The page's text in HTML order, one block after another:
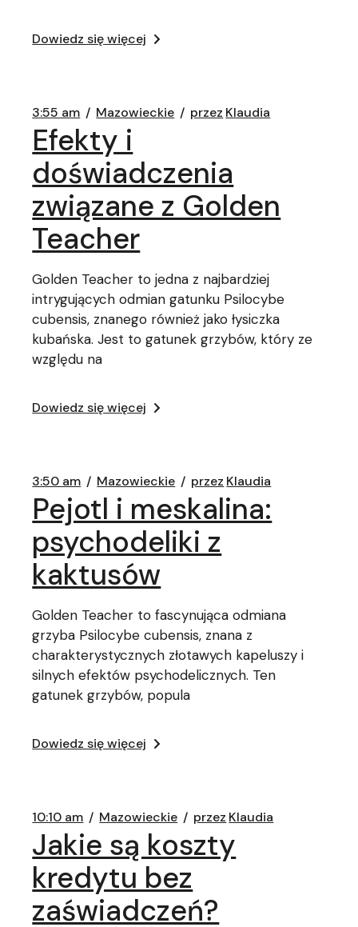
Dowiedz się więcej
3:55 am Mazowieckie przez Klaudia
Efekty i
doświadczenia
związane z Golden
Teacher
Golden Teacher to jedna z najbardziej
intrygujących odmian gatunku Psilocybe
cubensis, znanego również jako łysiczka
kubańska. Jest to gatunek grzybów, który ze
względu na
Dowiedz się więcej
3:50 am Mazowieckie przez Klaudia
Pejotl i meskalina:
psychodeliki z
kaktusów
Golden Teacher to fascynująca odmiana
grzyba Psilocybe cubensis, znana z
charakterystycznych złotawych kapeluszy i
silnych efektów psychodelicznych. Ten
gatunek grzybów, popula
Dowiedz się więcej
10:10 am Mazowieckie przez Klaudia
Jakie są koszty
kredytu bez
zaświadczeń?